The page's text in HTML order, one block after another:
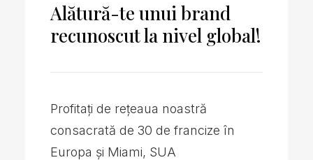
Alătură-te unui brand
recunoscut la nivel global!
Profitați de rețeaua noastră
consacrată de 30 de francize în
Europa și Miami, SUA